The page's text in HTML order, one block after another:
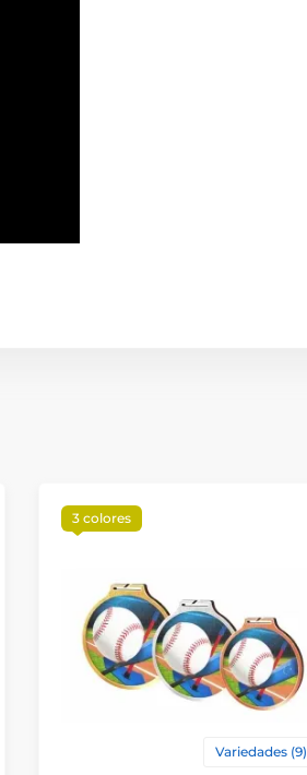
3 colores
Variedades (9)